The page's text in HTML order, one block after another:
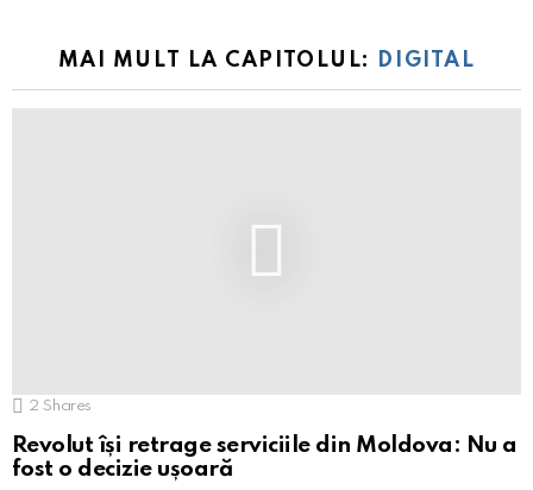
MAI MULT LA CAPITOLUL: DIGITAL
2 Shares
Revolut își retrage serviciile din Moldova: Nu a
fost o decizie ușoară